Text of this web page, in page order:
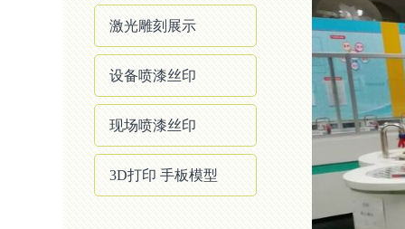
激光雕刻展示
设备喷漆丝印
现场喷漆丝印
3D打印 手板模型